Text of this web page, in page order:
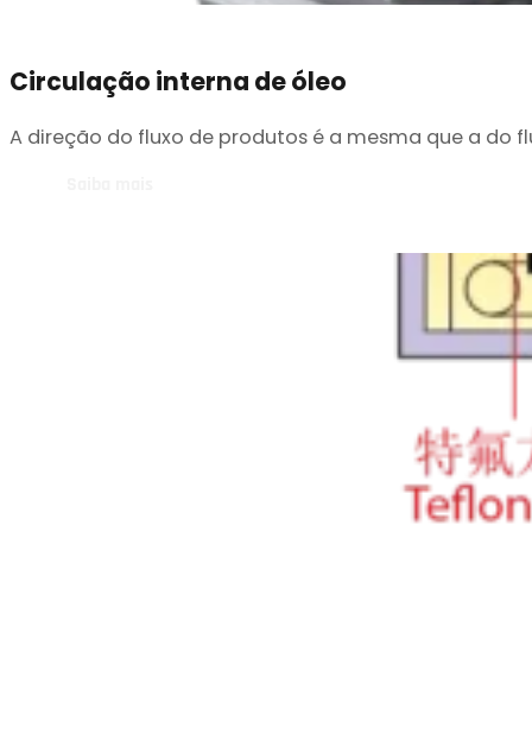
Circulação interna de óleo
A direção do fluxo de produtos é a mesma que a do